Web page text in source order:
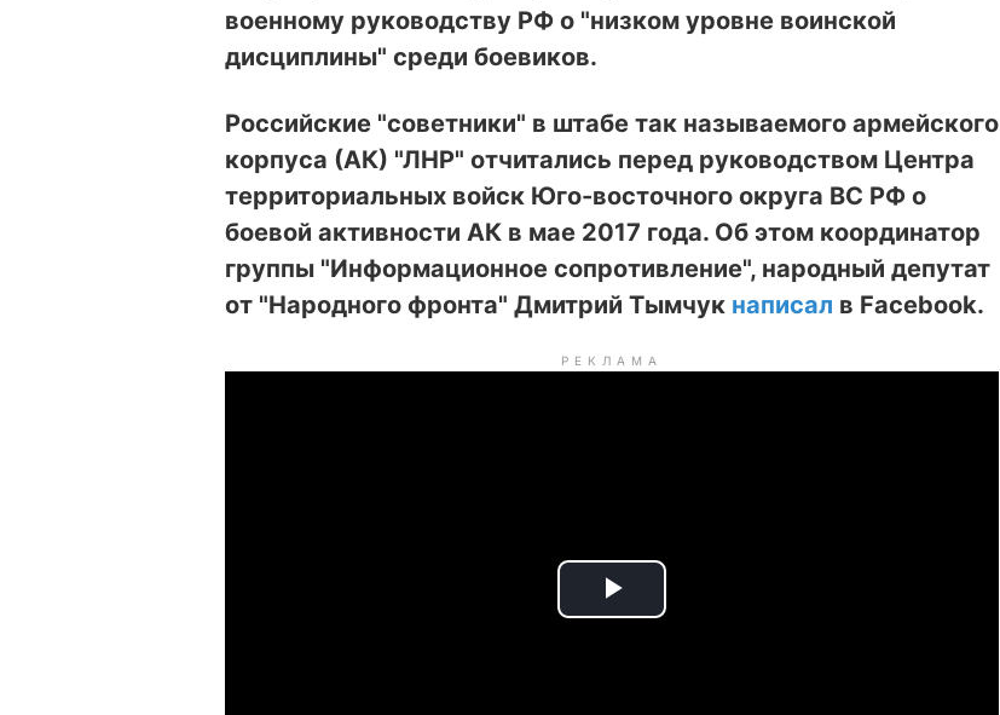
военному руководству РФ о "низком уровне воинской
дисциплины" среди боевиков.
Российские "советники" в штабе так называемого армейского
корпуса (АК) "ЛНР" отчитались перед руководством Центра
территориальных войск Юго-восточного округа ВС РФ о
боевой активности АК в мае 2017 года. Об этом координатор
группы "Информационное сопротивление", народный депутат
от "Народного фронта" Дмитрий Тымчук написал в Facebook.
РЕКЛАМА
P